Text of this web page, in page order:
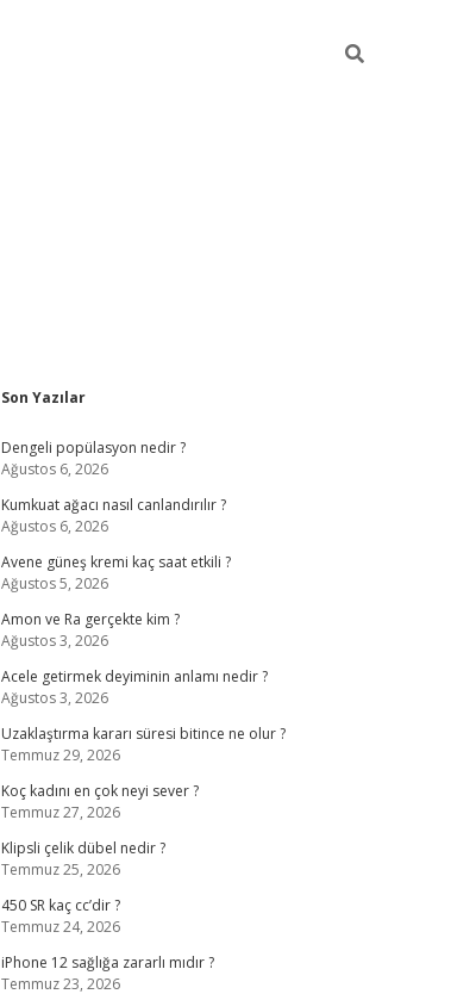
Sidebar
Son Yazılar
Dengeli popülasyon nedir ?
Ağustos 6, 2026
Kumkuat ağacı nasıl canlandırılır ?
Ağustos 6, 2026
Avene güneş kremi kaç saat etkili ?
Ağustos 5, 2026
Amon ve Ra gerçekte kim ?
Ağustos 3, 2026
Acele getirmek deyiminin anlamı nedir ?
Ağustos 3, 2026
Uzaklaştırma kararı süresi bitince ne olur ?
Temmuz 29, 2026
Koç kadını en çok neyi sever ?
Temmuz 27, 2026
Klipsli çelik dübel nedir ?
Temmuz 25, 2026
450 SR kaç cc’dir ?
Temmuz 24, 2026
iPhone 12 sağlığa zararlı mıdır ?
Temmuz 23, 2026